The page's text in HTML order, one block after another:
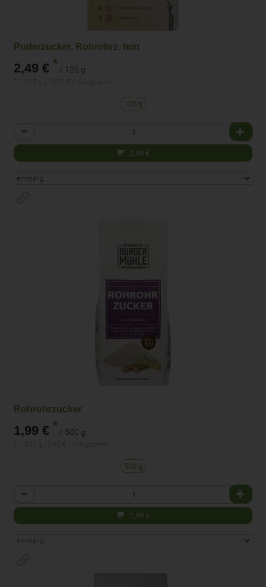
Puderzucker, Rohrohrz. fein
2,49 € * / 125 g
125 g
Anzahl
2,49 €
Rohrohrzucker
1,99 € * / 500 g
500 g
Anzahl
1,99 €